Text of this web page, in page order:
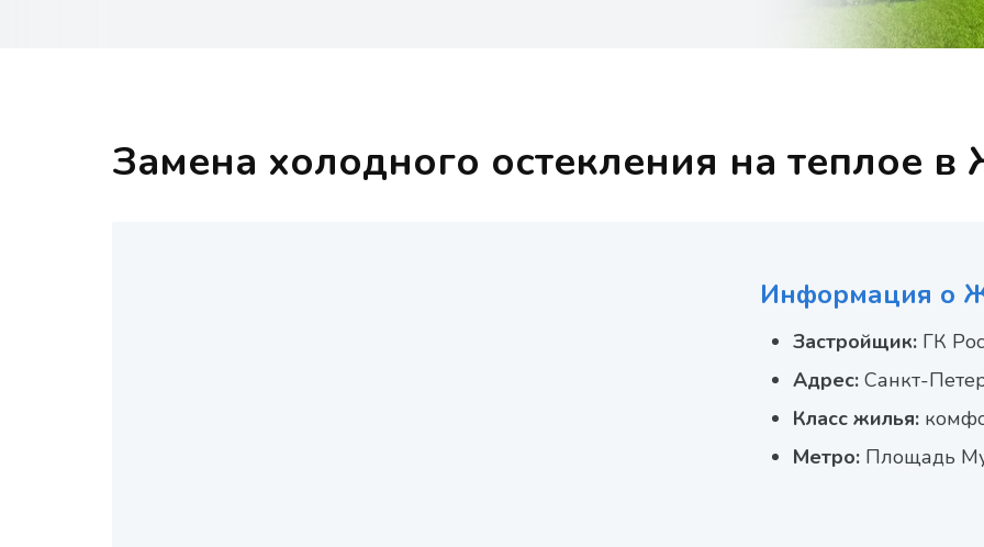
Замена холодного остекления на теплое
Информация о
Застройщик: ГК
Адрес: Санкт-
Класс жилья:
Метро: Площадь